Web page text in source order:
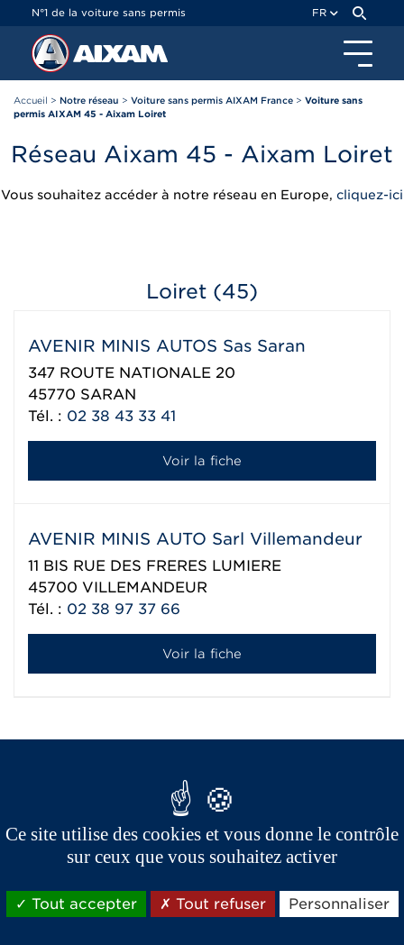
N°1 de la voiture sans permis FR
Accueil > Notre réseau > Voiture sans permis AIXAM France > Voiture sans
permis AIXAM 45 - Aixam Loiret
Réseau Aixam 45 - Aixam Loiret
Vous souhaitez accéder à notre réseau en Europe, cliquez-ici
Loiret (45)
AVENIR MINIS AUTOS Sas Saran
347 ROUTE NATIONALE 20
45770 SARAN
Tél. : 02 38 43 33 41
Voir la fiche
AVENIR MINIS AUTO Sarl Villemandeur
11 BIS RUE DES FRERES LUMIERE
45700 VILLEMANDEUR
Tél. : 02 38 97 37 66
Voir la fiche
Panneau de gestion des cookies
Ce site utilise des cookies et vous donne le contrôle
sur ceux que vous souhaitez activer
Tout accepter Tout refuser Personnaliser